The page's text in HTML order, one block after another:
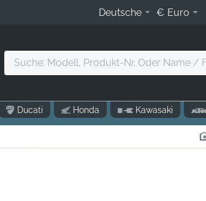
Deutsche € Euro
Suche:
Nr.
Oder
Ducati Honda Kawasaki